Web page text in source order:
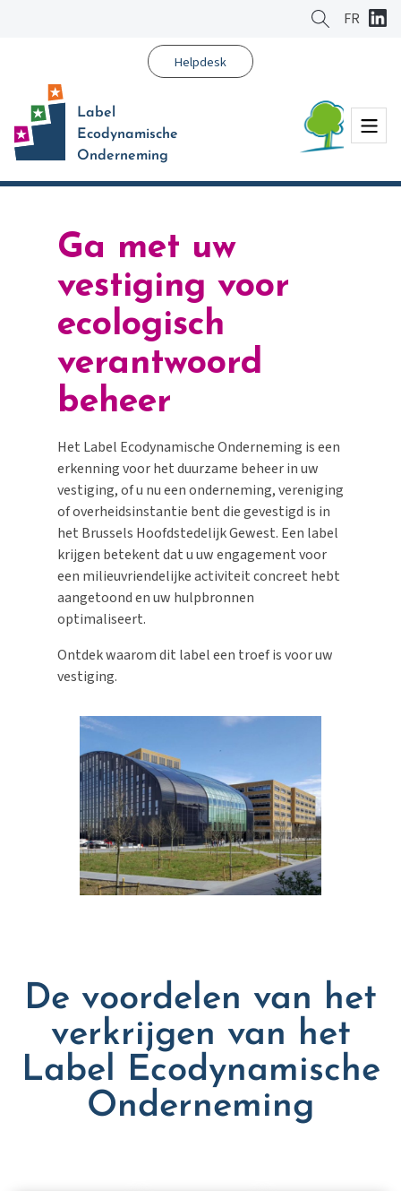
FR
Helpdesk
Label
Ecodynamische
Onderneming
Menu
Ga met uw
vestiging voor
ecologisch
verantwoord
beheer
Het Label Ecodynamische Onderneming is een
erkenning voor het duurzame beheer in uw
vestiging, of u nu een onderneming, vereniging
of overheidsinstantie bent die gevestigd is in
het Brussels Hoofdstedelijk Gewest. Een label
krijgen betekent dat u uw engagement voor
een milieuvriendelijke activiteit concreet hebt
aangetoond en uw hulpbronnen
optimaliseert.
Ontdek waarom dit label een troef is voor uw
vestiging.
De voordelen van het
verkrijgen van het
Label Ecodynamische
Onderneming